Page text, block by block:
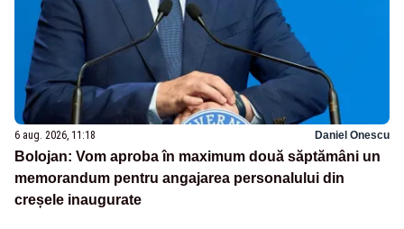
6 aug. 2026, 11:18 Daniel Onescu
Bolojan: Vom aproba în maximum două săptămâni un
memorandum pentru angajarea personalului din
creșele inaugurate